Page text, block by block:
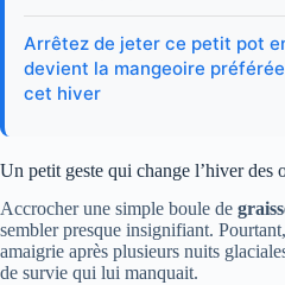
Arrêtez de jeter ce petit pot
devient la mangeoire
cet hiver
Un petit geste qui change l’hiver des
Accrocher une simple boule de
sembler presque insignifiant.
amaigrie après plusieurs nuits
de survie qui lui manquait.